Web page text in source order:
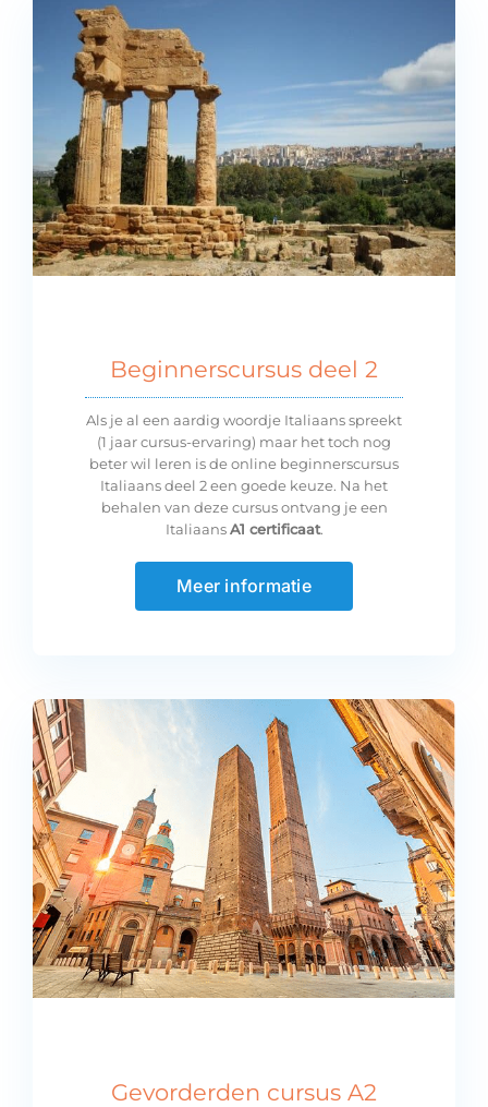
Beginnerscursus deel 2
Als je al een aardig woordje Italiaans spreekt
(1 jaar cursus-ervaring) maar het toch nog
beter wil leren is de online beginnerscursus
Italiaans deel 2 een goede keuze. Na het
behalen van deze cursus ontvang je een
ItaliaansA1 certificaat.
Meer informatie
Gevorderden cursus A2